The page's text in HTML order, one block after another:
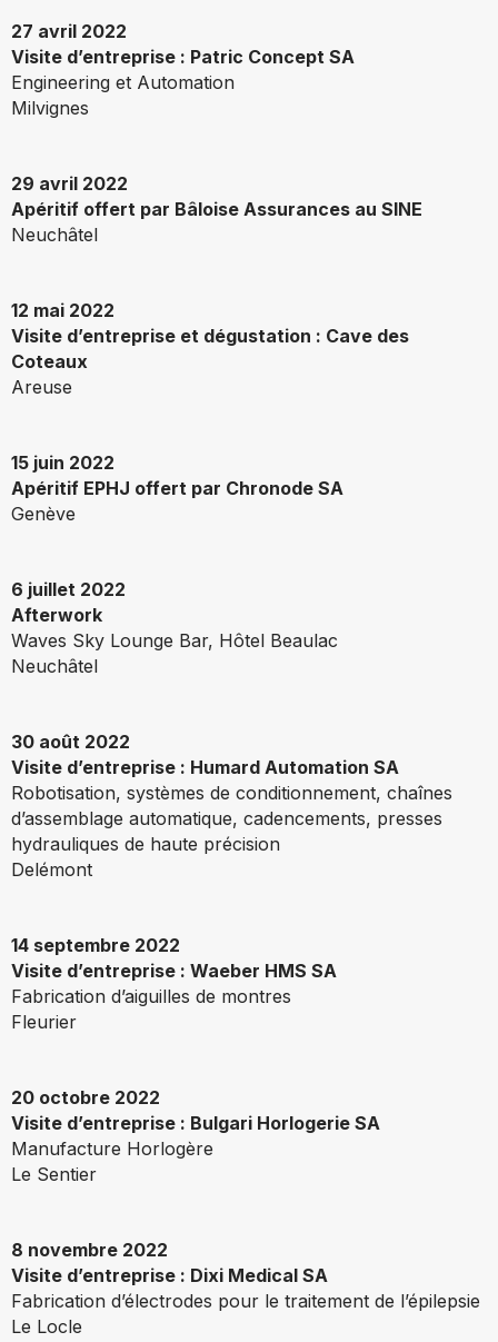
27 avril 2022
Visite d’entreprise : Patric Concept SA
Engineering et Automation
Milvignes
29 avril 2022
Apéritif offert par Bâloise Assurances au SINE
Neuchâtel
12 mai 2022
Visite d’entreprise et dégustation : Cave des
Coteaux
Areuse
15 juin 2022
Apéritif EPHJ offert par Chronode SA
Genève
6 juillet 2022
Afterwork
Waves Sky Lounge Bar, Hôtel Beaulac
Neuchâtel
30 août 2022
Visite d’entreprise : Humard Automation SA
Robotisation, systèmes de conditionnement, chaînes
d’assemblage automatique, cadencements, presses
hydrauliques de haute précision
Delémont
14 septembre 2022
Visite d’entreprise : Waeber HMS SA
Fabrication d’aiguilles de montres
Fleurier
20 octobre 2022
Visite d’entreprise : Bulgari Horlogerie SA
Manufacture Horlogère
Le Sentier
8 novembre 2022
Visite d’entreprise : Dixi Medical SA
Fabrication d’électrodes pour le traitement de l’épilepsie
Le Locle